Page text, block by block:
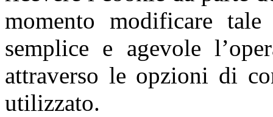
momento modificare
semplice e agevole
attraverso le opzioni di
utilizzato.